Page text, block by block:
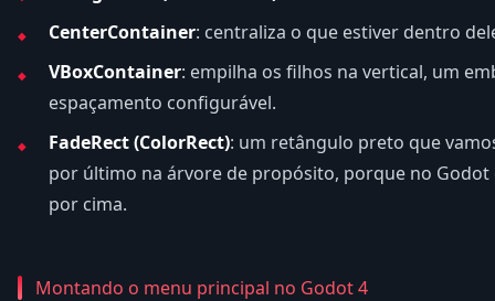
CenterContainer: centraliza o que estiver dentro
VBoxContainer: empilha os filhos na vertical, um
espaçamento configurável.
FadeRect (ColorRect): um retângulo preto que
por último na árvore de propósito, porque no Godot
por cima.
Montando o menu principal no Godot 4